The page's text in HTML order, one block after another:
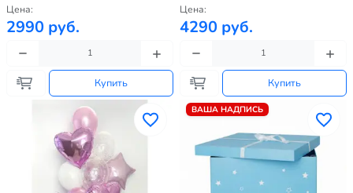
Цена:
2990 руб.
Купить
Цена:
4290 руб.
Купить
ВАША НАДПИСЬ